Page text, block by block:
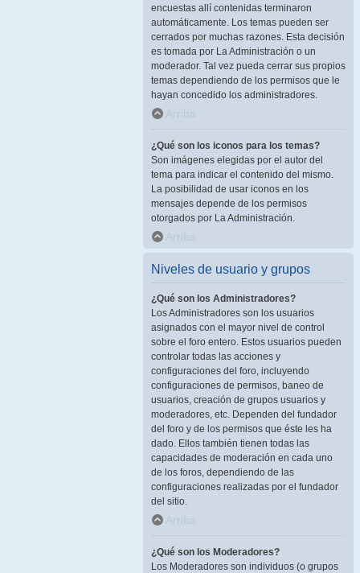
encuestas allí contenidas terminaron
automáticamente. Los temas pueden ser
cerrados por muchas razones. Esta decisión
es tomada por La Administración o un
moderador. Tal vez pueda cerrar sus propios
temas dependiendo de los permisos que le
hayan concedido los administradores.
Arriba
¿Qué son los iconos para los temas?
Son imágenes elegidas por el autor del
tema para indicar el contenido del mismo.
La posibilidad de usar iconos en los
mensajes depende de los permisos
otorgados por La Administración.
Arriba
Niveles de usuario y grupos
¿Qué son los Administradores?
Los Administradores son los usuarios
asignados con el mayor nivel de control
sobre el foro entero. Estos usuarios pueden
controlar todas las acciones y
configuraciones del foro, incluyendo
configuraciones de permisos, baneo de
usuarios, creación de grupos usuarios y
moderadores, etc. Dependen del fundador
del foro y de los permisos que éste les ha
dado. Ellos también tienen todas las
capacidades de moderación en cada uno
de los foros, dependiendo de las
configuraciones realizadas por el fundador
del sitio.
Arriba
¿Qué son los Moderadores?
Los Moderadores son individuos (o grupos